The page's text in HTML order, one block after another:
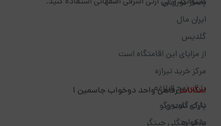
پاساژ کوروش
ایران مال
گلدیس
از مزایای این اقامتگاه است
مرکز خرید تیرازه
پارک نهج البلاغه
پارک گفت وگو
امکاناترفاهی واحد دوخواب جاسمین 1
دارای تلویون
ماهواره